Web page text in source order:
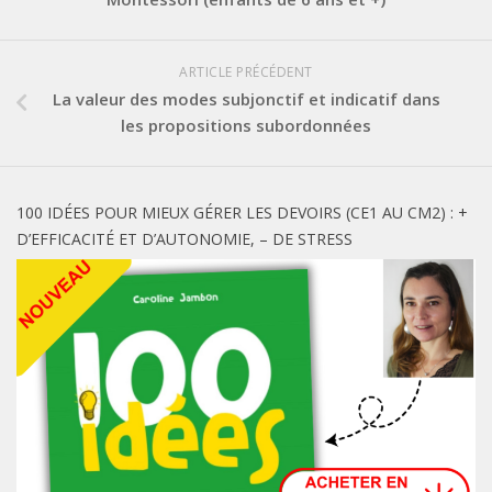
ARTICLE PRÉCÉDENT
La valeur des modes subjonctif et indicatif dans
les propositions subordonnées
100 IDÉES POUR MIEUX GÉRER LES DEVOIRS (CE1 AU CM2) : +
D’EFFICACITÉ ET D’AUTONOMIE, – DE STRESS